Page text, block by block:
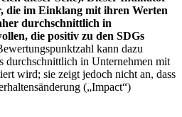
die im Einklang mit ihren Werten
durchschnittlich in
die positiv zu den SDGs
kann dazu
durchschnittlich in Unternehmen mit
wird; sie zeigt jedoch nicht an, dass
(„Impact“)